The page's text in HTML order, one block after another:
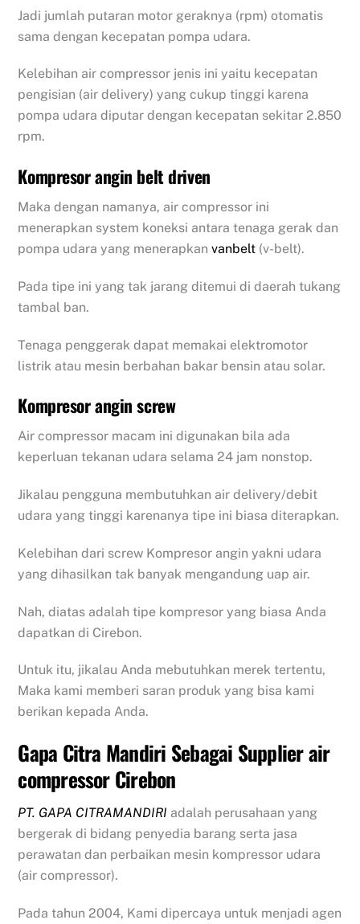
Jadi jumlah putaran motor geraknya (rpm) otomatis
sama dengan kecepatan pompa udara.
Kelebihan air compressor jenis ini yaitu kecepatan
pengisian (air delivery) yang cukup tinggi karena
pompa udara diputar dengan kecepatan sekitar 2.850
rpm.
Kompresor angin belt driven
Maka dengan namanya, air compressor ini
menerapkan system koneksi antara tenaga gerak dan
pompa udara yang menerapkanvanbelt (v-belt).
Pada tipe ini yang tak jarang ditemui di daerah tukang
tambal ban.
Tenaga penggerak dapat memakai elektromotor
listrik atau mesin berbahan bakar bensin atau solar.
Kompresor angin screw
Air compressor macam ini digunakan bila ada
keperluan tekanan udara selama 24 jam nonstop.
Jikalau pengguna membutuhkan air delivery/debit
udara yang tinggi karenanya tipe ini biasa diterapkan.
Kelebihan dari screw Kompresor angin yakni udara
yang dihasilkan tak banyak mengandung uap air.
Nah, diatas adalah tipe kompresor yang biasa Anda
dapatkan di Cirebon.
Untuk itu, jikalau Anda mebutuhkan merek tertentu,
Maka kami memberi saran produk yang bisa kami
berikan kepada Anda.
Gapa Citra Mandiri Sebagai Supplier air
compressor Cirebon
PT. GAPA CITRAMANDIRI adalah perusahaan yang
bergerak di bidang penyedia barang serta jasa
perawatan dan perbaikan mesin kompressor udara
(air compressor).
Pada tahun 2004, Kami dipercaya untuk menjadi agen